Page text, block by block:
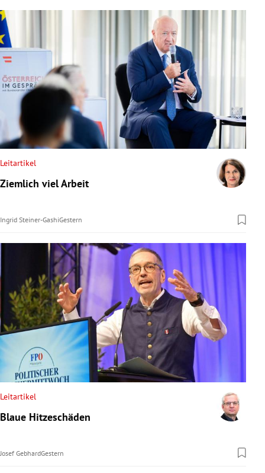
Leitartikel
Ziemlich viel Arbeit
Ingrid Steiner-GashiGestern
Leitartikel
Blaue Hitzeschäden
Josef GebhardGestern